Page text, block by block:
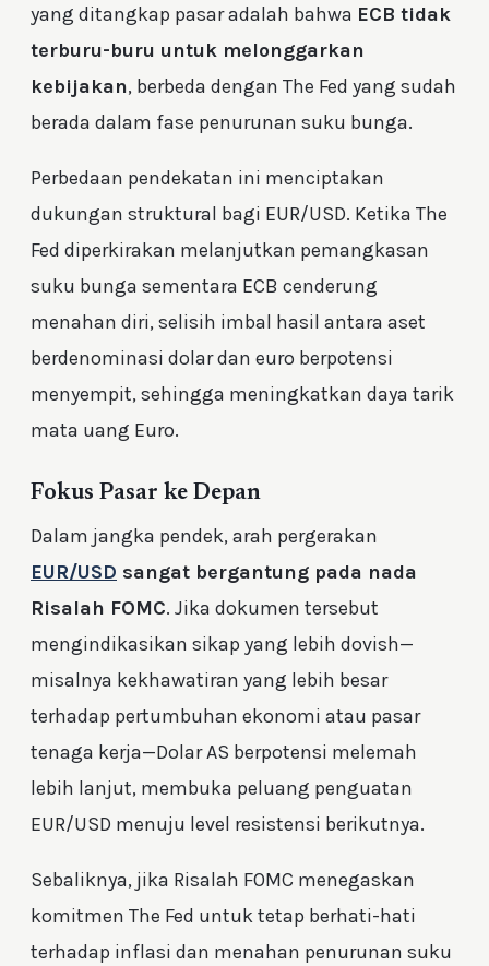
yang ditangkap pasar adalah bahwa ECB tidak
terburu-buru untuk melonggarkan
kebijakan, berbeda dengan The Fed yang sudah
berada dalam fase penurunan suku bunga.
Perbedaan pendekatan ini menciptakan
dukungan struktural bagi EUR/USD. Ketika The
Fed diperkirakan melanjutkan pemangkasan
suku bunga sementara ECB cenderung
menahan diri, selisih imbal hasil antara aset
berdenominasi dolar dan euro berpotensi
menyempit, sehingga meningkatkan daya tarik
mata uang Euro.
Fokus Pasar ke Depan
Dalam jangka pendek, arah pergerakan
EUR/USD sangat bergantung pada nada
Risalah FOMC. Jika dokumen tersebut
mengindikasikan sikap yang lebih dovish—
misalnya kekhawatiran yang lebih besar
terhadap pertumbuhan ekonomi atau pasar
tenaga kerja—Dolar AS berpotensi melemah
lebih lanjut, membuka peluang penguatan
EUR/USD menuju level resistensi berikutnya.
Sebaliknya, jika Risalah FOMC menegaskan
komitmen The Fed untuk tetap berhati-hati
terhadap inflasi dan menahan penurunan suku